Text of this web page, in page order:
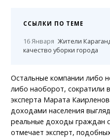
ССЫЛКИ ПО ТЕМЕ
16 Января Жители
качество уборки города
Остальные компании либо
либо наоборот, сократили
эксперта Марата
доходами населения
реальные доходы граждан
отмечает эксперт,